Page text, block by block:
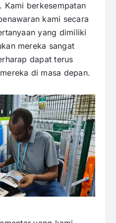
Kami berkesempatan
kami secara
yang dimiliki
mereka sangat
dapat terus
di masa depan.